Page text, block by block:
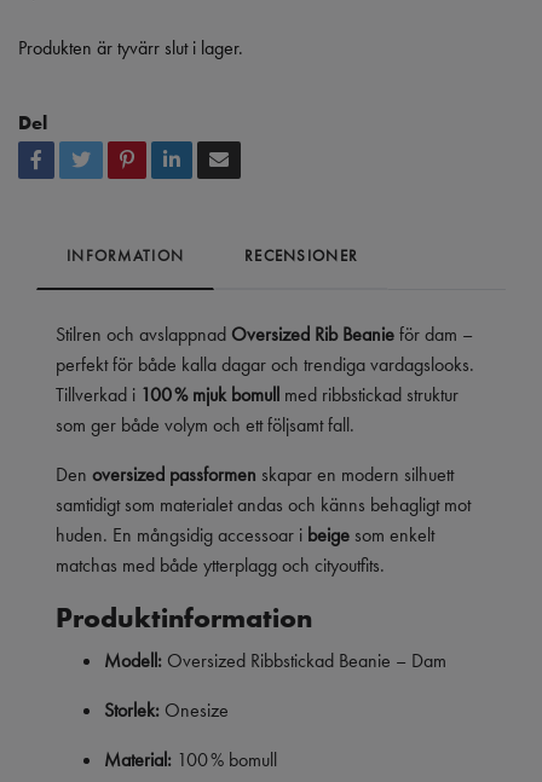
Produkten är tyvärr slut i lager.
Del
INFORMATION RECENSIONER
Stilren och avslappnad Oversized Rib Beanieför dam –
perfekt för både kalla dagar och trendiga vardagslooks.
Tillverkad i 100 % mjuk bomull med ribbstickad struktur
som ger både volym och ett följsamt fall.
Den oversized passformen skapar en modern silhuett
samtidigt som materialet andas och känns behagligt mot
huden. En mångsidig accessoar i beige som enkelt
matchas med både ytterplagg och cityoutfits.
Produktinformation
Modell: Oversized Ribbstickad Beanie – Dam
Storlek: Onesize
Material: 100 % bomull